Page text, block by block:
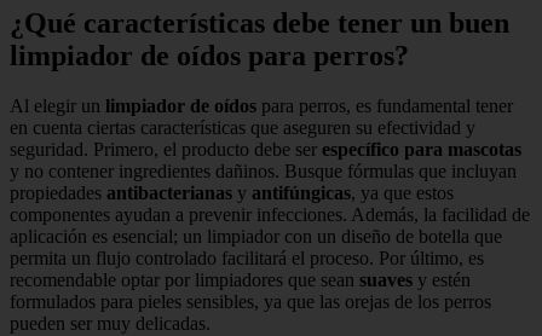
¿Qué características debe tener un buen
limpiador de oídos para perros?
Al elegir un limpiador de oídos para perros, es fundamental tener
en cuenta ciertas características que aseguren su efectividad y
seguridad. Primero, el producto debe ser específico para mascotas
y no contener ingredientes dañinos. Busque fórmulas que incluyan
propiedades antibacterianas y antifúngicas, ya que estos
componentes ayudan a prevenir infecciones. Además, la facilidad de
aplicación es esencial; un limpiador con un diseño de botella que
permita un flujo controlado facilitará el proceso. Por último, es
recomendable optar por limpiadores que sean suaves y estén
formulados para pieles sensibles, ya que las orejas de los perros
pueden ser muy delicadas.